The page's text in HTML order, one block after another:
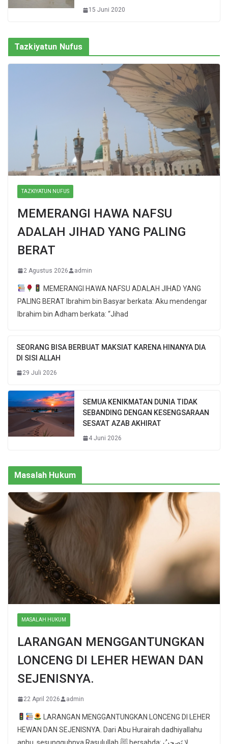
15 Juni 2020
Tazkiyatun Nufus
TAZKIYATUN NUFUS
MEMERANGI HAWA NAFSU
ADALAH JIHAD YANG PALING
BERAT
2 Agustus 2026 admin
MEMERANGI HAWA NAFSU ADALAH JIHAD YANG
PALING BERAT Ibrahim bin Basyar berkata: Aku mendengar
Ibrahim bin Adham berkata: “Jihad
SEORANG BISA BERBUAT MAKSIAT KARENA HINANYA DIA
DI SISI ALLAH
29 Juli 2026
SEMUA KENIKMATAN DUNIA TIDAK
SEBANDING DENGAN KESENGSARAAN
SESA’AT AZAB AKHIRAT
4 Juni 2026
Masalah Hukum
MASALAH HUKUM
LARANGAN MENGGANTUNGKAN
LONCENG DI LEHER HEWAN DAN
SEJENISNYA.
22 April 2026 admin
LARANGAN MENGGANTUNGKAN LONCENG DI LEHER
HEWAN DAN SEJENISNYA. Dari Abu Hurairah dadhiyallahu
anhu, sesungguhnya Rasulullah ﷺ bersabda: لا تَصحبُ